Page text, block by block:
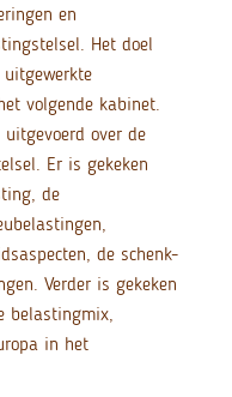
en
Het doel
volgende kabinet.
over de
Er is gekeken
de
de schenk-
Verder is gekeken
belastingmix,
in het